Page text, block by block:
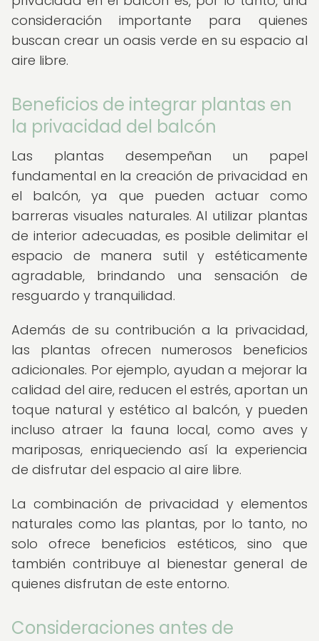
consideración importante para quienes
buscan crear un oasis verde en su espacio al
aire libre.
Beneficios de integrar plantas en
la privacidad del balcón
Las plantas desempeñan un papel
fundamental en la creación de privacidad en
el balcón, ya que pueden actuar como
barreras visuales naturales. Al utilizar plantas
de interior adecuadas, es posible delimitar el
espacio de manera sutil y estéticamente
agradable, brindando una sensación de
resguardo y tranquilidad.
Además de su contribución a la privacidad,
las plantas ofrecen numerosos beneficios
adicionales. Por ejemplo, ayudan a mejorar la
calidad del aire, reducen el estrés, aportan un
toque natural y estético al balcón, y pueden
incluso atraer la fauna local, como aves y
mariposas, enriqueciendo así la experiencia
de disfrutar del espacio al aire libre.
La combinación de privacidad y elementos
naturales como las plantas, por lo tanto, no
solo ofrece beneficios estéticos, sino que
también contribuye al bienestar general de
quienes disfrutan de este entorno.
Consideraciones antes de